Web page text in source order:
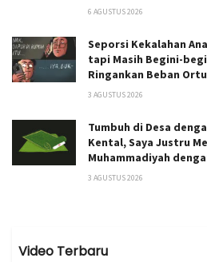
6 AGUSTUS 2026
Seporsi Kekalahan
tapi Masih Begini-
Ringankan Beban
3 AGUSTUS 2026
Tumbuh di Desa
Kental, Saya Justru
Muhammadiyah
3 AGUSTUS 2026
Video Terbaru